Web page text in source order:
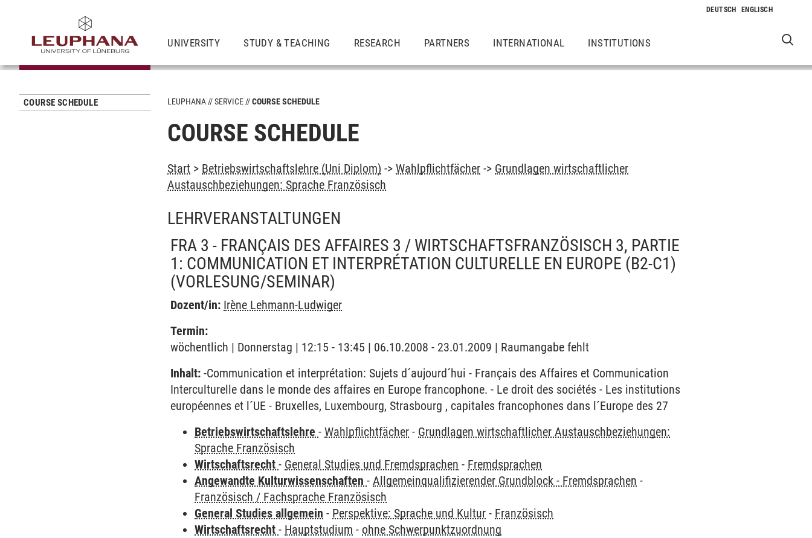
UNIVERSITY STUDY & TEACHING RESEARCH PARTNERS INTERNATIONAL INSTITUTIONS
COURSE SCHEDULE LEUPHANA SERVICE COURSE SCHEDULE
COURSE SCHEDULE
Start > Betriebswirtschaftslehre (Uni Diplom) ->Wahlpflichtfächer -> Grundlagen wirtschaftlicher
Austauschbeziehungen: Sprache Französisch
LEHRVERANSTALTUNGEN
FRA 3 - FRANÇAIS DES AFFAIRES 3 / WIRTSCHAFTSFRANZÖSISCH 3, PARTIE
1: COMMUNICATION ET INTERPRÉTATION CULTURELLE EN EUROPE (B2-C1)
(VORLESUNG/SEMINAR)
Dozent/in: Irène Lehmann-Ludwiger
Termin:
wöchentlich | Donnerstag | 12:15 - 13:45 | 06.10.2008 - 23.01.2009 | Raumangabe fehlt
Inhalt: -Communication et interprétation: Sujets d´aujourd´hui - Français des Affaires et Communication
Interculturelle dans le monde des affaires en Europe francophone. - Le droit des sociétés - Les institutions
européennes et l´UE - Bruxelles, Luxembourg, Strasbourg , capitales francophones dans l´Europe des 27
Betriebswirtschaftslehre-Wahlpflichtfächer - Grundlagen wirtschaftlicher Austauschbeziehungen:
Sprache Französisch
Wirtschaftsrecht- General Studies und Fremdsprachen - Fremdsprachen
Angewandte Kulturwissenschaften-Allgemeinqualifizierender Grundblock - Fremdsprachen -
Französisch / Fachsprache Französisch
General Studies allgemein - Perspektive: Sprache und Kultur - Französisch
Wirtschaftsrecht- Hauptstudium - ohne Schwerpunktzuordnung